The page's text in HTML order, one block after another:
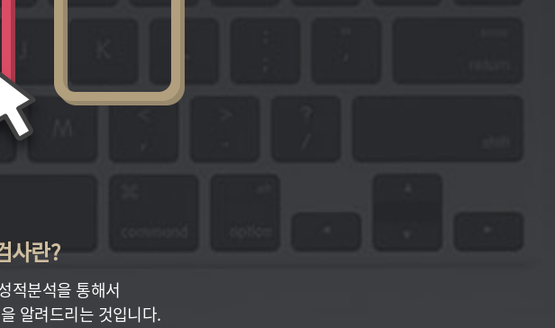
사란?
적분석을 통해서
알려드리는 것입니다.